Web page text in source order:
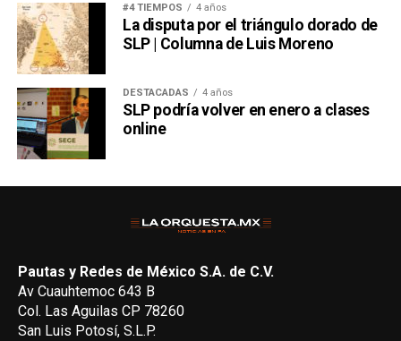
#4 TIEMPOS 4 años
La disputa por el triángulo dorado de
SLP | Columna de Luis Moreno
DESTACADAS 4 años
SLP podría volver en enero a clases
online
Pautas y Redes de México S.A. de C.V.
Av Cuauhtemoc 643 B
Col. Las Aguilas CP 78260
San Luis Potosí, S.L.P.